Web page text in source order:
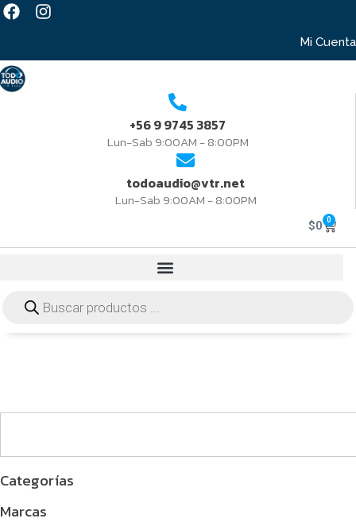
Mi Cuenta
+56 9 9745 3857
Lun-Sab 9:00AM - 8:00PM
todoaudio@vtr.net
Lun-Sab 9:00AM - 8:00PM
$0 0
Categorías
Marcas